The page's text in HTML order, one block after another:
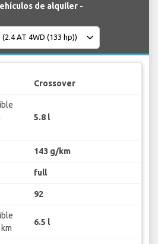
de alquiler -
Crossover
5.8 l
143 g/km
full
92
6.5 l